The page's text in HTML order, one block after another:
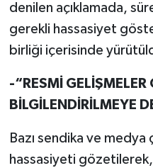
denilen açıklamada,
gerekli hassasiyet
birliği içerisinde
-“RESMİ
BİLGİLENDİRİLMEYE
Bazı sendika ve
hassasiyeti gözetilerek,